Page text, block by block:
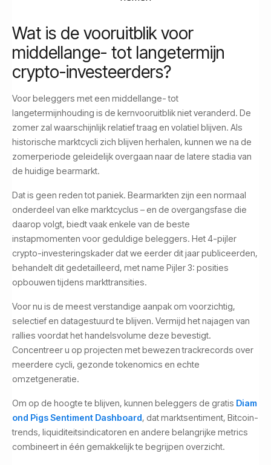
Wat is de vooruitblik voor
middellange- tot langetermijn
crypto-investeerders?
Voor beleggers met een middellange- tot
langetermijnhouding is de kernvooruitblik niet veranderd. De
zomer zal waarschijnlijk relatief traag en volatiel blijven. Als
historische marktcycli zich blijven herhalen, kunnen we na de
zomerperiode geleidelijk overgaan naar de latere stadia van
de huidige bearmarkt.
Dat is geen reden tot paniek. Bearmarkten zijn een normaal
onderdeel van elke marktcyclus – en de overgangsfase die
daarop volgt, biedt vaak enkele van de beste
instapmomenten voor geduldige beleggers. Het 4-pijler
crypto-investeringskader dat we eerder dit jaar publiceerden,
behandelt dit gedetailleerd, met name Pijler 3: posities
opbouwen tijdens markttransities.
Voor nu is de meest verstandige aanpak om voorzichtig,
selectief en datagestuurd te blijven. Vermijd het najagen van
rallies voordat het handelsvolume deze bevestigt.
Concentreer u op projecten met bewezen trackrecords over
meerdere cycli, gezonde tokenomics en echte
omzetgeneratie.
Om op de hoogte te blijven, kunnen beleggers de gratis Diam
ond Pigs Sentiment Dashboard, dat marktsentiment, Bitcoin-
trends, liquiditeitsindicatoren en andere belangrijke metrics
combineert in één gemakkelijk te begrijpen overzicht.